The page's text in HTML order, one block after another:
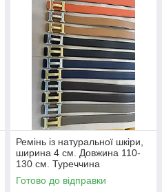
Ремінь із натуральної шкіри,
ширина 4 см. Довжина 110-
130 см. Туреччина
Готово до відправки